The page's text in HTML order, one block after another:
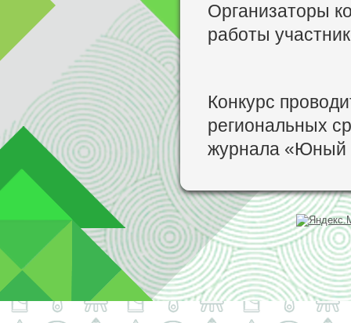
Организаторы
работы
Конкурс
региональных
журнала «Юный